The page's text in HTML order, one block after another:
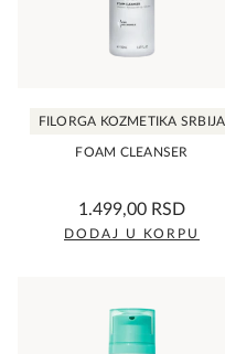
FILORGA KOZMETIKA SRBIJA
FOAM CLEANSER
0,0
rating
1.499,00 RSD
DODAJ U KORPU